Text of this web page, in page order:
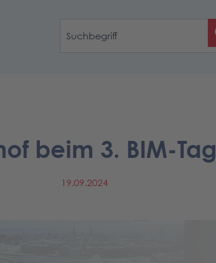
beim 3. BIM-
19.09.2024